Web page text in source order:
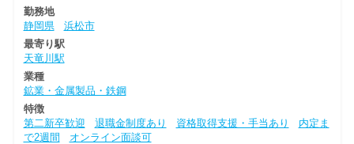
勤務地
静岡県
浜松市
最寄り駅
天竜川駅
業種
鉱業・金属製品・鉄鋼
特徴
第二新卒歓迎
退職金制度あり 資格取得支援・手当あり
内定ま
で2週間
オンライン面談可